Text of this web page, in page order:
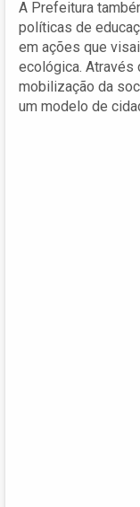
A Prefeitura
políticas de
em ações que
ecológica. Através
mobilização da
um modelo de